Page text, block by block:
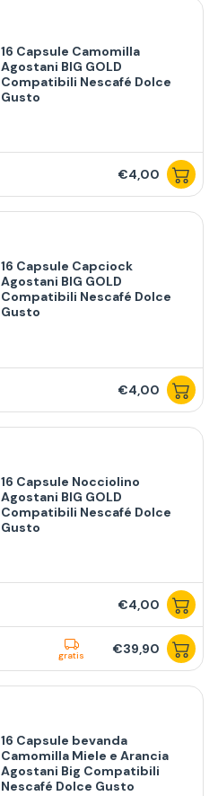
16 Capsule Camomilla
Agostani BIG GOLD
Compatibili Nescafé Dolce
Gusto
€4,00
16 Capsule Capciock
Agostani BIG GOLD
Compatibili Nescafé Dolce
Gusto
€4,00
16 Capsule Nocciolino
Agostani BIG GOLD
Compatibili Nescafé Dolce
Gusto
€4,00
gratis €39,90
16 Capsule bevanda
Camomilla Miele e Arancia
Agostani Big Compatibili
Nescafé Dolce Gusto